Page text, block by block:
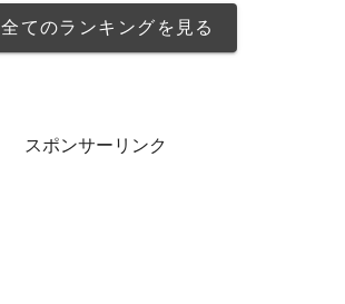
全てのランキングを見る
スポンサーリンク